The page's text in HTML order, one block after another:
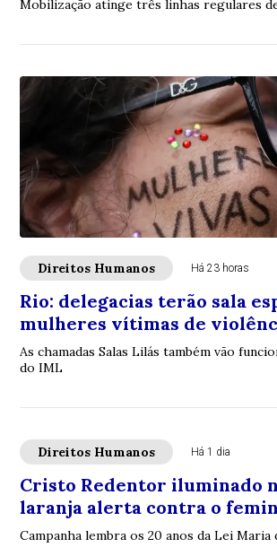
Mobilização atinge três linhas regulares
Direitos Humanos Há 23 horas
Rio: delegacias terão sala
mulheres vítimas de
As chamadas Salas Lilás também vão
do IML
Direitos Humanos Há 1 dia
Cristo Redentor iluminado
laranja alerta contra o
Campanha lembra os 20 anos da Lei Maria